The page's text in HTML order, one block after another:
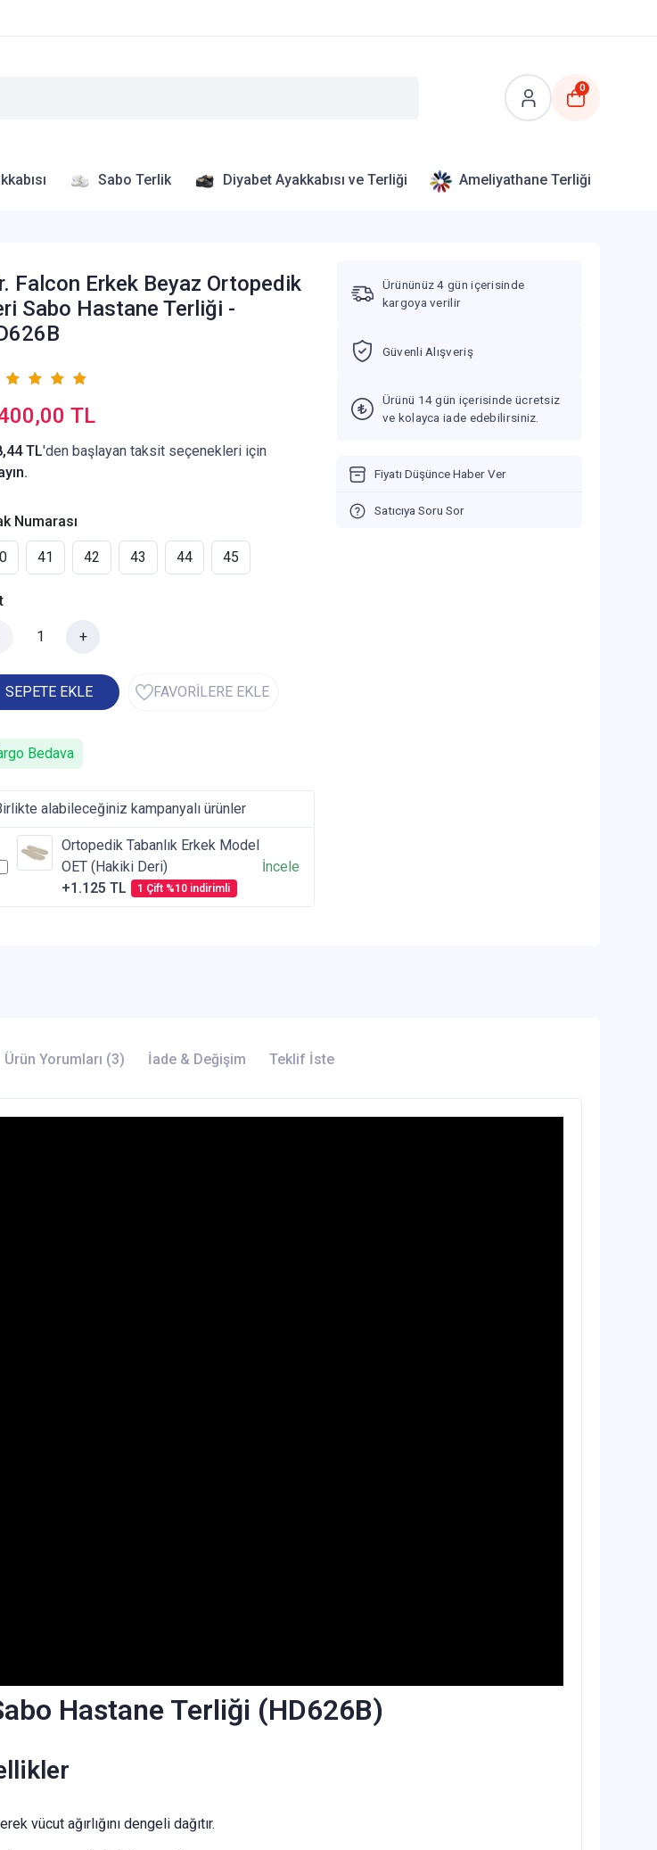
0
Sabo Terlik Diyabet Ayakkabısı ve Terliği Ameliyathane Terliği
Falcon Erkek Beyaz Ortopedik
Sabo Hastane Terliği -
TL
TL'den başlayan taksit seçenekleri için
Numarası
41 42 43 44 45
+
SEPETE EKLE FAVORİLERE EKLE
Bedava
alabileceğiniz kampanyalı ürünler
Ortopedik Tabanlık Erkek Model
OET (Hakiki Deri)
+1.125 TL
1 Çift %10 indirimli
İncele
Ürününüz 4 gün içerisinde
kargoya verilir
Güvenli Alışveriş
Ürünü 14 gün içerisinde ücretsiz
ve kolayca iade edebilirsiniz.
Fiyatı Düşünce Haber Ver
Satıcıya Soru Sor
Ürün Yorumları (3) İade & Değişim Teklif İste
Hastane Terliği (HD626B)
vücut ağırlığını dengeli dağıtır.